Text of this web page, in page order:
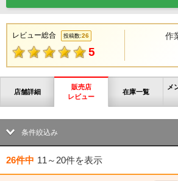
レビュー総合 投稿数:26
5
作
店舗詳細
販売店
レビュー
在庫一覧
メ
条件絞込み
26件中 11～20件を表示